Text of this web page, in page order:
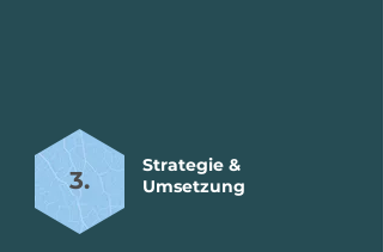
3.
Strategie &
Umsetzung